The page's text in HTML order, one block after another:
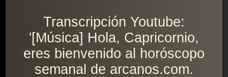
Transcripción Youtube:
'[Música] Hola, Capricornio,
eres bienvenido al horóscopo
semanal de arcanos.com.